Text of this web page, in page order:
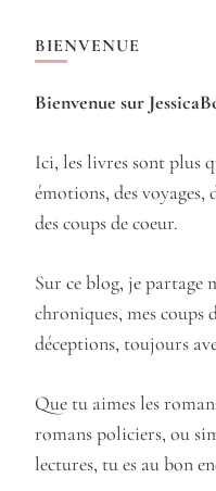
BIENVENUE
Bienvenue sur
Ici, les livres sont plus
émotions, des voyages,
des coups de coeur.
Sur ce blog, je partage
chroniques, mes coups
déceptions, toujours
Que tu aimes les
romans policiers, ou
lectures, tu es au bon